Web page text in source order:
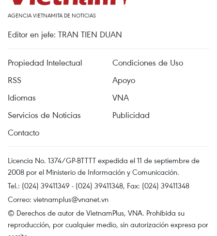
AGENCIA VIETNAMITA DE NOTICIAS
Editor en jefe: TRAN TIEN DUAN
Propiedad Intelectual
Condiciones de Uso
RSS
Apoyo
Idiomas
VNA
Servicios de Noticias
Publicidad
Contacto
Licencia No. 1374/GP-BTTTT expedida el 11 de septiembre de
2008 por el Ministerio de Información y Comunicación.
Tel.: (024) 39411349 - (024) 39411348, Fax: (024) 39411348
Correo: vietnamplus@vnanet.vn
© Derechos de autor de VietnamPlus, VNA. Prohibida su
reproducción, por cualquier medio, sin autorización expresa por